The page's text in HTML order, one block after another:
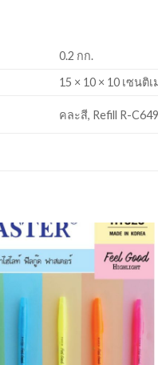
0.2 กก.
15 × 10 × 10 เซนติเ
คละสี, Refill R-C649